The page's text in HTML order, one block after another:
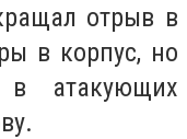
отрыв в
в корпус, но
атакующих